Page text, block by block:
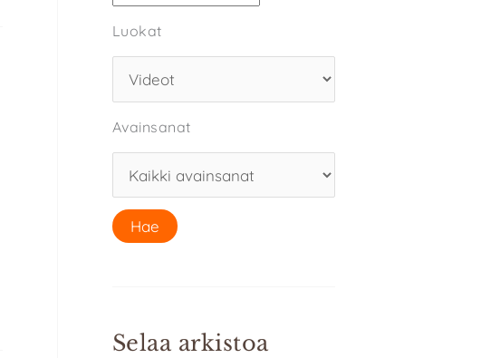
Luokat
Avainsanat
Selaa arkistoa